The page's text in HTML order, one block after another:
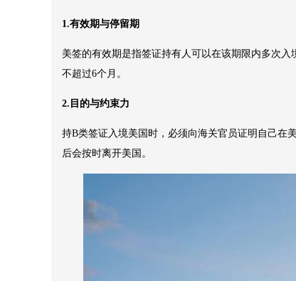
1.有效期与停留期
美签的有效期是指签证持有人可以在该期限内多次
不超过6个月。
2.目的与约束力
持B类签证入境美国时，必须向海关官员证明自己在
后会按时离开美国。